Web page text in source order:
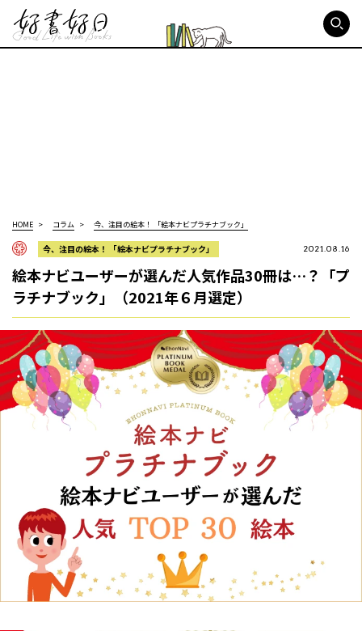
HOME コラム 今、注目の絵本！ 「絵本ナビプラチナブック」
今、注目の絵本！ 「絵本ナビプラチナブック」 2021.08.16
絵本ナビユーザーが選んだ人気作品30冊は…？「プ
ラチナブック」（2021年６月選定）